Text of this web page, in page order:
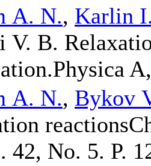
A. N., Karlin
V. B.
A. N., Bykov
42, No. 5. P.